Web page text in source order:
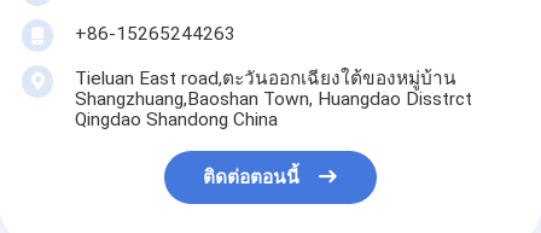
+86-15265244263
Tieluan East road,ตะวันออกเฉียงใต้ของหมู่บ้าน
Shangzhuang,Baoshan Town, Huangdao Disstrct
Qingdao Shandong China
ติดต่อตอนนี้